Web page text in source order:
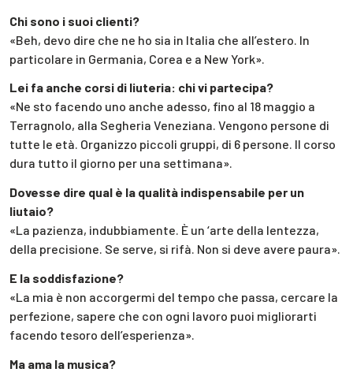
Chi sono i suoi clienti?
«Beh, devo dire che ne ho sia in Italia che all’estero. In
particolare in Germania, Corea e a New York».
Lei fa anche corsi di liuteria: chi vi partecipa?
«Ne sto facendo uno anche adesso, fino al 18 maggio a
Terragnolo, alla Segheria Veneziana. Vengono persone di
tutte le età. Organizzo piccoli gruppi, di 6 persone. Il corso
dura tutto il giorno per una settimana».
Dovesse dire qual è la qualità indispensabile per un
liutaio?
«La pazienza, indubbiamente. È un ‘arte della lentezza,
della precisione. Se serve, si rifà. Non si deve avere paura».
E la soddisfazione?
«La mia è non accorgermi del tempo che passa, cercare la
perfezione, sapere che con ogni lavoro puoi migliorarti
facendo tesoro dell’esperienza».
Ma ama la musica?